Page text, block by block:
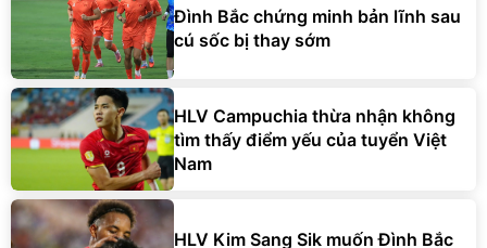
Đình Bắc chứng minh bản lĩnh sau
cú sốc bị thay sớm
HLV Campuchia thừa nhận không
tìm thấy điểm yếu của tuyển Việt
Nam
HLV Kim Sang Sik muốn Đình Bắc